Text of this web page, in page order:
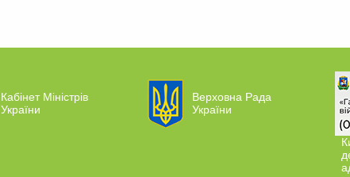
Кабінет Міністрів
України
Верховна Рада
України